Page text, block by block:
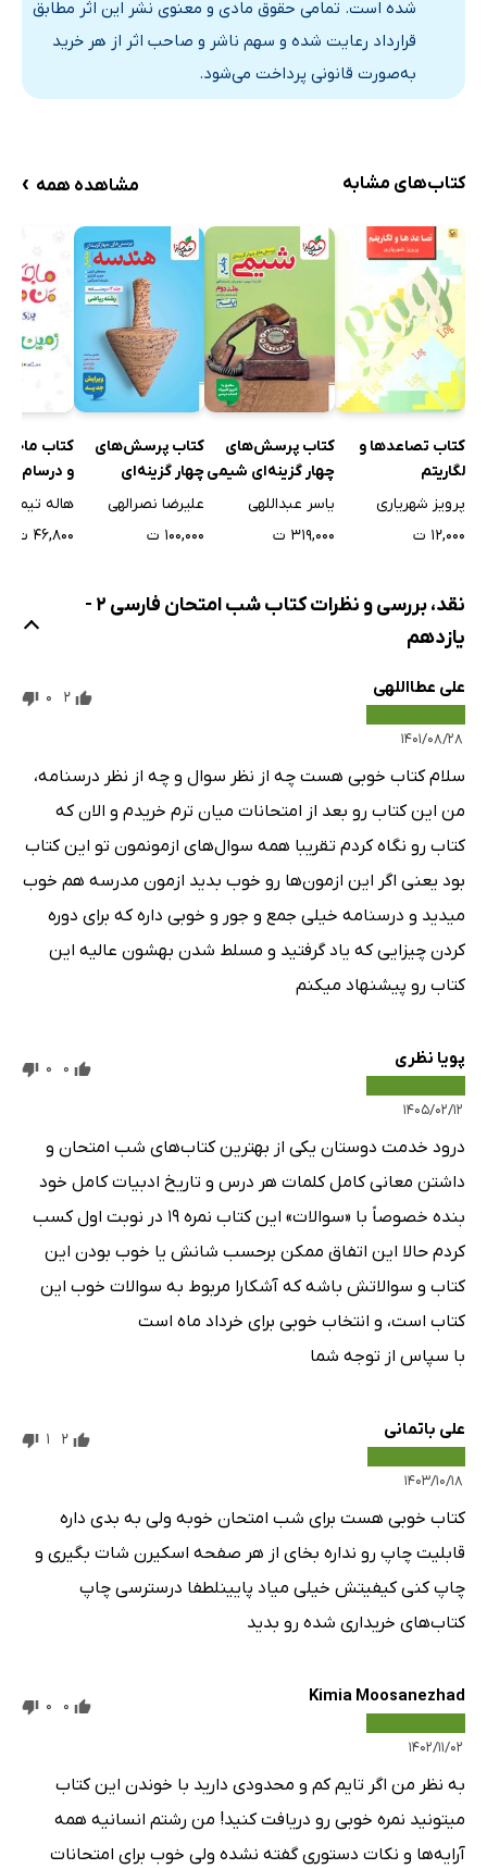
شده است. تمامی حقوق مادی و معنوی نشر این اثر مطابق
قرارداد رعایت شده و سهم ناشر و صاحب اثر از هر خرید
به‌صورت قانونی پرداخت می‌شود.
کتاب‌های مشابه مشاهده همه ›
کتاب تصاعدها و
لگاریتم
پرویز شهریاری
۱۲,۰۰۰ ت
کتاب پرسش‌های
چهار گزینه‌ای شیمی
جامع (پایه دهم،
- جلد دوم: پاسخ
یاسر عبداللهی
۳۱۹,۰۰۰ ت
کتاب پرسش‌های
چهار گزینه‌ای
هندسه جامع - جلد
علیرضا نصرالهی
۱۰۰,۰۰۰ ت
کتاب
و درسام:
شناسی -
هاله
۴۶,۸۰۰ ت
نقد، بررسی و نظرات کتاب شب امتحان فارسی 2 -
یازدهم
علی عطااللهی
۱۴۰۱/۰۸/۲۸
2
0
سلام کتاب خوبی هست چه از نظر سوال و چه از نظر درسنامه،
من این کتاب رو بعد از امتحانات میان ترم خریدم و الان که
کتاب رو نگاه کردم تقریبا همه سوال‌های ازمونمون تو این کتاب
بود یعنی اگر این ازمون‌ها رو خوب بدید ازمون مدرسه هم خوب
میدید و درسنامه خیلی جمع و جور و خوبی داره که برای دوره
کردن چیزایی که یاد گرفتید و مسلط شدن بهشون عالیه این
کتاب رو پیشنهاد میکنم
پویا نظری
۱۴۰۵/۰۲/۱۲
0
0
درود خدمت دوستان یکی از بهترین کتاب‌های شب امتحان و
داشتن معانی کامل کلمات هر درس و تاریخ ادبیات کامل خود
بنده خصوصاً با «سوالات» این کتاب نمره ۱۹ در نوبت اول کسب
کردم حالا این اتفاق ممکن برحسب شانش یا خوب بودن این
کتاب و سوالاتش باشه که آشکارا مربوط به سوالات خوب این
کتاب است، و انتخاب خوبی برای خرداد ماه است
با سپاس از توجه شما
علی باتمانی
۱۴۰۳/۱۰/۱۸
2
1
کتاب خوبی هست برای شب امتحان خوبه ولی به بدی داره
قابلیت چاپ رو نداره بخای از هر صفحه اسکیرن شات بگیری و
چاپ کنی کیفیتش خیلی میاد پایینلطفا درسترسی چاپ
کتاب‌های خریداری شده رو بدید
Kimia Moosanezhad
۱۴۰۲/۱۱/۰۲
0
0
به نظر من اگر تایم کم و محدودی دارید با خوندن این کتاب
میتونید نمره خوبی رو دریافت کنید! من رشتم انسانیه همه
آرایه‌ها و نکات دستوری گفته نشده ولی خوب برای امتحانات